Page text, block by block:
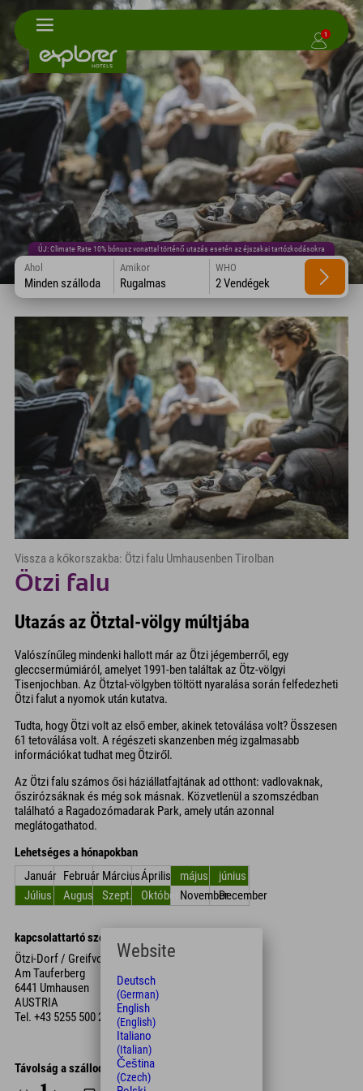
1
ÚJ: Climate Rate 10% bónusz vonattal történő utazás esetén az éjszakai tartózkodásokra
Ahol
Minden szálloda
Amikor
Rugalmas
WHO
2 Vendégek
Vissza a kőkorszakba: Ötzi falu Umhausenben Tirolban
Ötzi falu
Utazás az Ötztal-völgy múltjába
Valószínűleg mindenki hallott már az Ötzi jégemberről, egy
gleccsermúmiáról, amelyet 1991-ben találtak az Ötz-völgyi
Tisenjochban. Az Ötztal-völgyben töltött nyaralása során felfedezheti
Ötzi falut a nyomok után kutatva.
Tudta, hogy Ötzi volt az első ember, akinek tetoválása volt? Összesen
61 tetoválása volt. A régészeti skanzenben még izgalmasabb
információkat tudhat meg Ötziről.
Az Ötzi falu számos ősi háziállatfajtának ad otthont: vadlovaknak,
őszirózsáknak és még sok másnak. Közvetlenül a szomszédban
található a Ragadozómadarak Park, amely után azonnal
meglátogathatod.
Lehetséges a hónapokban
Január Február MárciusÁprilis május
június
Július
AugusztusSzept. Október NovemberDecember
kapcsolattartó személy
Ötzi-Dorf / Greifvogelpark
Am Tauferberg
6441 Umhausen
AUSTRIA
Tel. +43 5255 500 22
Távolság a szállodától
Website
Deutsch
(German)
English
(English)
Italiano
(Italian)
Čeština
(Czech)